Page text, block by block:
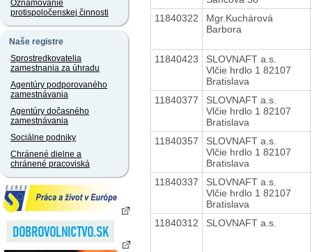
Oznamovanie
protispoločenskej činnosti
Naše registre
Sprostredkovatelia
zamestnania za úhradu
Agentúry podporovaného
zamestnávania
Agentúry dočasného
zamestnávania
Sociálne podniky
Chránené dielne a
chránené pracoviská
11840322
Mgr.Kuchárová
Barbora
11840423
SLOVNAFT a.s.
Vlčie hrdlo 1 82107
Bratislava
11840377
SLOVNAFT a.s.
Vlčie hrdlo 1 82107
Bratislava
11840357
SLOVNAFT a.s.
Vlčie hrdlo 1 82107
Bratislava
11840337
SLOVNAFT a.s.
Vlčie hrdlo 1 82107
Bratislava
11840312
SLOVNAFT a.s.